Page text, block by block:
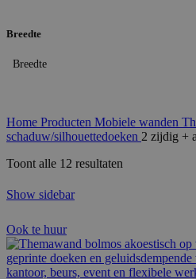
Breedte
Breedte
Home Producten Mobiele wanden
schaduw/silhouettedoeken 2 zijdig +
Toont alle 12 resultaten
Show sidebar
Ook te huur